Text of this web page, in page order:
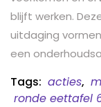
blijft werken.
uitdaging
een
Tags: acties,
ronde eettafel